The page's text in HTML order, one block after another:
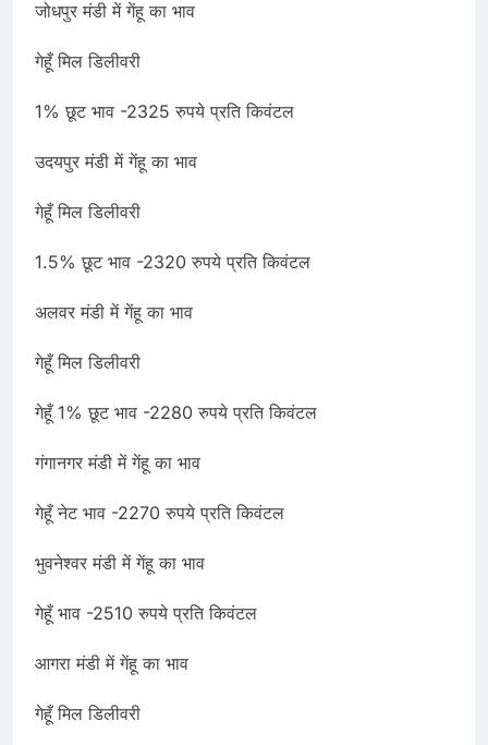
जोधपुर मंडी में गेंहू का भाव
गेहूँ मिल डिलीवरी
1% छूट भाव -2325 रुपये प्रति किवंटल
उदयपुर मंडी में गेंहू का भाव
गेहूँ मिल डिलीवरी
1.5% छूट भाव -2320 रुपये प्रति किवंटल
अलवर मंडी में गेंहू का भाव
गेहूँ मिल डिलीवरी
गेहूँ 1% छूट भाव -2280 रुपये प्रति किवंटल
गंगानगर मंडी में गेंहू का भाव
गेहूँ नेट भाव -2270 रुपये प्रति किवंटल
भुवनेश्वर मंडी में गेंहू का भाव
गेहूँ भाव -2510 रुपये प्रति किवंटल
आगरा मंडी में गेंहू का भाव
गेहूँ मिल डिलीवरी